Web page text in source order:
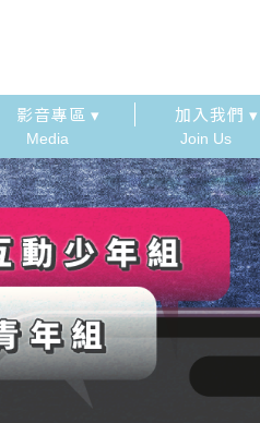
影音專區 ▾
Media
加入我們 ▾
Join Us